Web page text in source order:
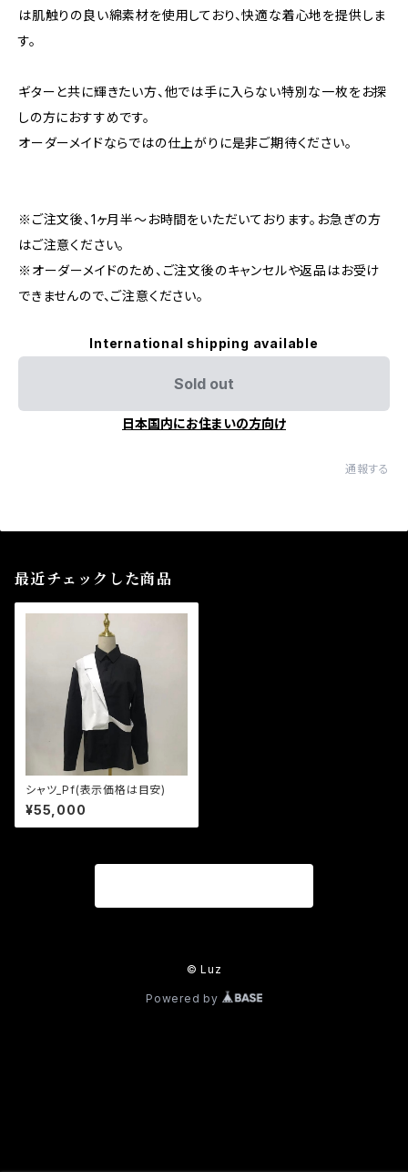
は肌触りの良い綿素材を使用しており、快適な着心地を提供しま
す。
ギターと共に輝きたい方、他では手に入らない特別な一枚をお探
しの方におすすめです。
オーダーメイドならではの仕上がりに是非ご期待ください。
※ご注文後、1ヶ月半〜お時間をいただいております。お急ぎの方
はご注意ください。
※オーダーメイドのため、ご注文後のキャンセルや返品はお受け
できませんので、ご注意ください。
International shipping available
Sold out
日本国内にお住まいの方向け
通報する
最近チェックした商品
シャツ_Pf(表示価格は目安)
¥55,000
© Luz
Powered by